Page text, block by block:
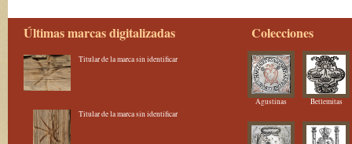
Últimas marcas digitalizadas
Titular de la marca sin identificar
Titular de la marca sin identificar
Colecciones
Agustinas Betlemitas